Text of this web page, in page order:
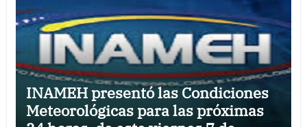
INAMEH presentó las Condiciones
Meteorológicas para las próximas